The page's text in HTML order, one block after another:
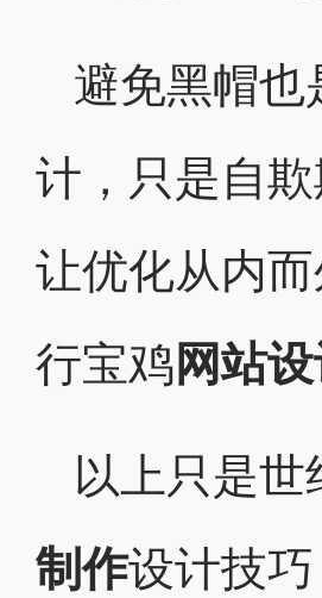
避免黑帽也
计，只是自
让优化从内
行宝鸡 网站
以上只是
制作设计技